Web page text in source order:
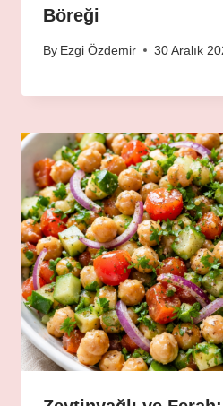
Böreği
By Ezgi Özdemir 30 Aralık